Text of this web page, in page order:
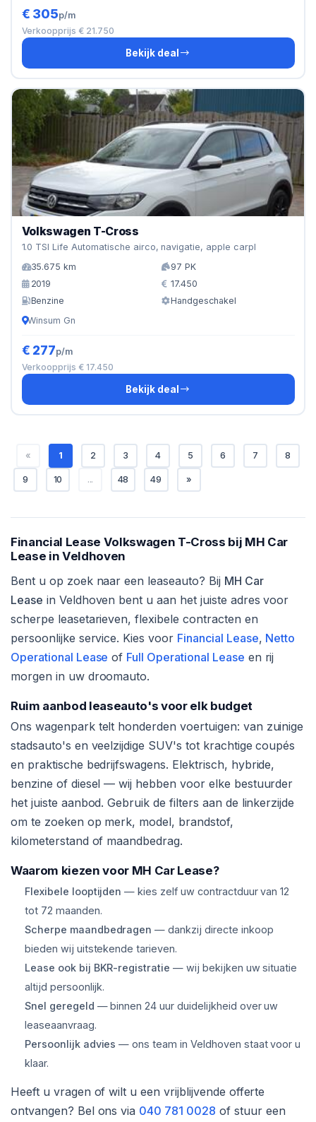
€ 305p/m
Verkoopprijs € 21.750
Bekijk deal
Volkswagen T-Cross
1.0 TSI Life Automatische airco, navigatie, apple carpl
35.675 km
97 PK
2019
17.450
Benzine
Handgeschakel
Winsum Gn
€ 277p/m
Verkoopprijs € 17.450
Bekijk deal
« 1 2 3 4 5 6 7 8
9 10 ... 48 49 »
Financial Lease Volkswagen T-Cross bij MH Car
Lease in Veldhoven
Bent u op zoek naar een leaseauto? Bij MH Car
Lease in Veldhoven bent u aan het juiste adres voor
scherpe leasetarieven, flexibele contracten en
persoonlijke service. Kies voor Financial Lease, Netto
Operational Lease of Full Operational Lease en rij
morgen in uw droomauto.
Ruim aanbod leaseauto's voor elk budget
Ons wagenpark telt honderden voertuigen: van zuinige
stadsauto's en veelzijdige SUV's tot krachtige coupés
en praktische bedrijfswagens. Elektrisch, hybride,
benzine of diesel — wij hebben voor elke bestuurder
het juiste aanbod. Gebruik de filters aan de linkerzijde
om te zoeken op merk, model, brandstof,
kilometerstand of maandbedrag.
Waarom kiezen voor MH Car Lease?
Flexibele looptijden — kies zelf uw contractduur van 12
tot 72 maanden.
Scherpe maandbedragen — dankzij directe inkoop
bieden wij uitstekende tarieven.
Lease ook bij BKR-registratie — wij bekijken uw situatie
altijd persoonlijk.
Snel geregeld — binnen 24 uur duidelijkheid over uw
leaseaanvraag.
Persoonlijk advies — ons team in Veldhoven staat voor u
klaar.
Heeft u vragen of wilt u een vrijblijvende offerte
ontvangen? Bel ons via 040 781 0028 of stuur een